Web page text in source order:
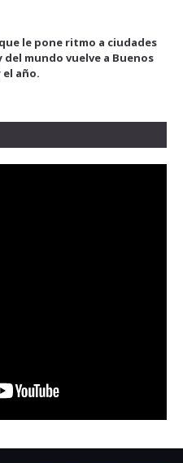
que le pone ritmo a ciudades
del mundo vuelve a Buenos
año.